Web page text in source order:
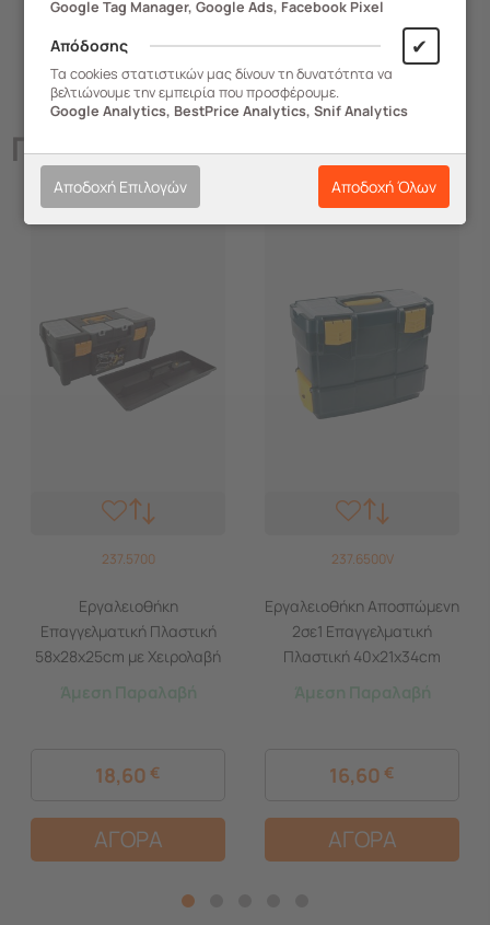
ΠαρόμοιαΠροϊόντα
237.5700
Εργαλειοθήκη
Επαγγελματική Πλαστική
58x28x25cm με Χειρολαβή
Μαύρο-Πορτοκαλί Artplast
Άμεση Παραλαβή
18,60 €
ΑΓΟΡΑ
237.6500V
Εργαλειοθήκη Αποσπώμενη
2σε1 Επαγγελματική
Πλαστική 40x21x34cm
(18.5'') 2όροφη με 2
Άμεση Παραλαβή
16,60 €
ΑΓΟΡΑ
Google Tag Manager, Google Ads, Facebook Pixel
Απόδοσης ✔
Τα cookies στατιστικών μας δίνουν τη δυνατότητα να
βελτιώνουμε την εμπειρία που προσφέρουμε.
Google Analytics, BestPrice Analytics, Snif Analytics
Αποδοχή Επιλογών Αποδοχή Όλων